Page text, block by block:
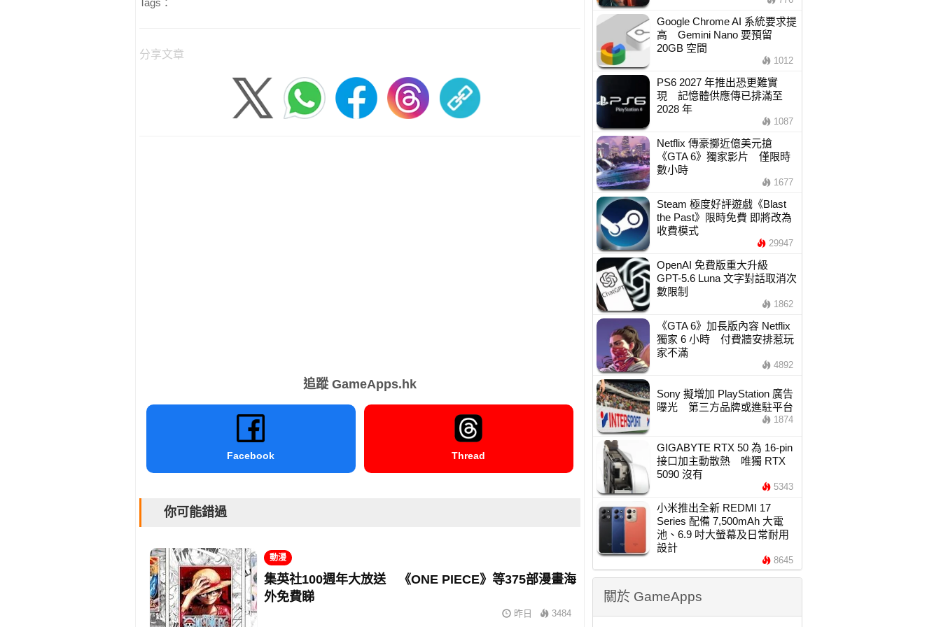
分享文章
追蹤 GameApps.hk
Facebook Thread
你可能錯過
動漫
集英社100週年大放送 《ONE PIECE》等375部漫畫海
外免費睇
昨日 3484
Google Chrome AI 系統要求提
高 Gemini Nano 要預留
20GB 空間
1012
PS6 2027 年推出恐更難實
現 記憶體供應傳已排滿至
2028 年
1087
Netflix 傳豪擲近億美元搶
《GTA 6》獨家影片 僅限時
數小時
1677
Steam 極度好評遊戲《Blast
the Past》限時免費 即將改為
收費模式
29947
OpenAI 免費版重大升級
GPT-5.6 Luna 文字對話取消次
數限制
1862
《GTA 6》加長版內容 Netflix
獨家 6 小時 付費牆安排惹玩
家不滿
4892
Sony 擬增加 PlayStation 廣告
曝光 第三方品牌或進駐平台
1874
GIGABYTE RTX 50 為 16-pin
接口加主動散熱 唯獨 RTX
5090 沒有
5343
小米推出全新 REDMI 17
Series 配備 7,500mAh 大電
池、6.9 吋大螢幕及日常耐用
設計
8645
關於 GameApps